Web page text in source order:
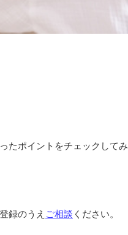
たポイントをチェックしてみ
録のうえ ご相談 ください。